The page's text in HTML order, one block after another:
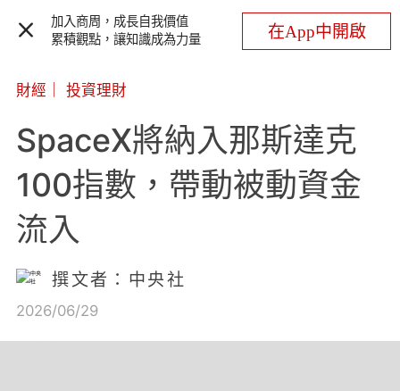
加入商周，成長自我價值
累積觀點，讓知識成為力量
在App中開啟
財經 投資理財
SpaceX將納入那斯達克
100指數，帶動被動資金
流入
撰文者：中央社
2026/06/29